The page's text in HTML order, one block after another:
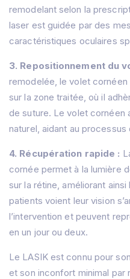
remodelant selon la
laser est guidée par des
caractéristiques oculaires
3. Repositionnement du
remodelée, le volet
sur la zone traitée, où il
de suture. Le volet cornéen
naturel, aidant au processus
4. Récupération rapide :
cornée permet à la lumière
sur la rétine, améliorant
patients voient leur vision
l’intervention et peuvent
en un jour ou deux.
Le LASIK est connu pour
et son inconfort minimal